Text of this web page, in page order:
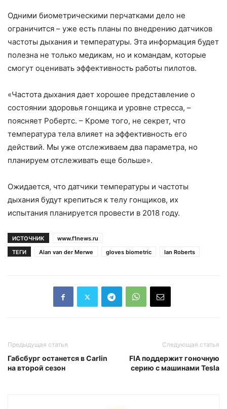
Одними биометрическими перчатками дело не
ограничится – уже есть планы по внедрению датчиков
частоты дыхания и температуры. Эта информация будет
полезна не только медикам, но и командам, которые
смогут оценивать эффективность работы пилотов.
«Частота дыхания дает хорошее представление о
состоянии здоровья гонщика и уровне стресса, –
поясняет Робертс. – Кроме того, не секрет, что
температура тела влияет на эффективность его
действий. Мы уже отслеживаем два параметра, но
планируем отслеживать еще больше».
Ожидается, что датчики температуры и частоты
дыхания будут крепиться к телу гонщиков, их
испытания планируется провести в 2018 году.
ИСТОЧНИК
www.f1news.ru
ТЕГИ
Alan van der Merwe gloves biometric Ian Roberts
Предыдущая статья
Габсбург останется в Carlin
на второй сезон
Следующая статья
FIA поддержит гоночную
серию с машинами Tesla